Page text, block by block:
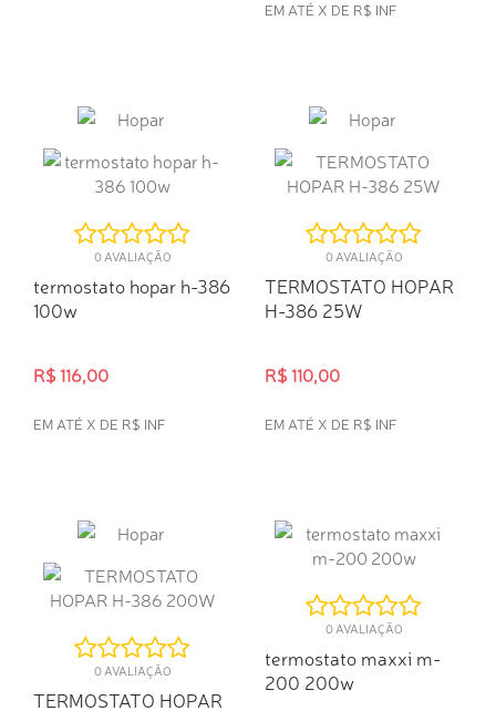
EM ATÉ X DE R$ INF
0 AVALIAÇÃO
termostato hopar h-386
100w
R$ 116,00
EM ATÉ X DE R$ INF
0 AVALIAÇÃO
TERMOSTATO HOPAR
H-386 25W
R$ 110,00
EM ATÉ X DE R$ INF
0 AVALIAÇÃO
TERMOSTATO HOPAR
0 AVALIAÇÃO
termostato maxxi m-
200 200w